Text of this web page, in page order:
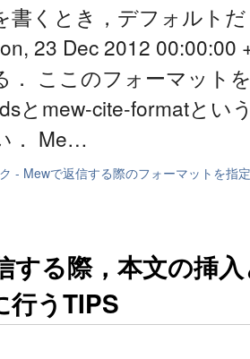
書くとき，デフォルト
23 Dec 2012 00:00:00
． ここのフォーマット
とmew-cite-formatとい
． Me…
する際，本文の挿
行うTIPS